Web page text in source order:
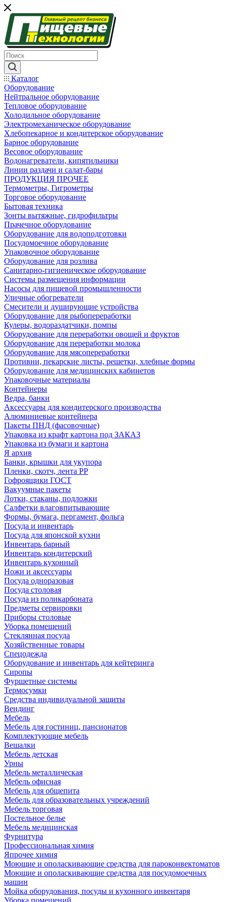
Каталог
Оборудование
Нейтральное оборудование
Тепловое оборудование
Холодильное оборудование
Электромеханическое оборудование
Хлебопекарное и кондитерское оборудование
Барное оборудование
Весовое оборудование
Водонагреватели, кипятильники
Линии раздачи и салат-бары
ПРОДУКЦИЯ ПРОЧЕЕ
Термометры, Гигрометры
Торговое оборудование
Бытовая техника
Зонты вытяжные, гидрофильтры
Прачечное оборудование
Оборудование для водоподготовки
Посудомоечное оборудование
Упаковочное оборудование
Оборудование для розлива
Санитарно-гигиеническое оборудование
Системы размещения информации
Насосы для пищевой промышленности
Уличные обогреватели
Смесители и душирующие устройства
Оборудование для рыбопереработки
Кулеры, водораздатчики, помпы
Оборудование для переработки овощей и фруктов
Оборудование для переработки молока
Оборудование для мясопереработки
Противни, пекарские листы, решетки, хлебные формы
Оборудование для медицинских кабинетов
Упаковочные материалы
Контейнеры
Ведра, банки
Аксессуары для кондитерского производства
Алюминиевые контейнера
Пакеты ПНД (фасовочные)
Упаковка из крафт картона под ЗАКАЗ
Упаковка из бумаги и картона
Я архив
Банки, крышки для укупора
Пленки, скотч, лента РР
Гофроящики ГОСТ
Вакуумные пакеты
Лотки, стаканы, подложки
Салфетки влаговпитывающие
Формы, бумага, пергамент, фольга
Посуда и инвентарь
Посуда для японской кухни
Инвентарь барный
Инвентарь кондитерский
Инвентарь кухонный
Ножи и аксессуары
Посуда одноразовая
Посуда столовая
Посуда из поликарбоната
Предметы сервировки
Приборы столовые
Уборка помещений
Стеклянная посуда
Хозяйственные товары
Спецодежда
Оборудование и инвентарь для кейтеринга
Сиропы
Фуршетные системы
Термосумки
Средства индивидуальной защиты
Вендинг
Мебель
Мебель для гостиниц, пансионатов
Комплектующие мебель
Вешалки
Мебель детская
Урны
Мебель металлическая
Мебель офисная
Мебель для общепита
Мебель для образовательных учреждений
Мебель торговая
Постельное белье
Мебель медицинская
Фурнитура
Профессиональная химия
Япрочее химия
Моющие и ополаскивающие средства для пароконвектоматов
Моющие и ополаскивающие средства для посудомоечных
машин
Мойка оборудования, посуды и кухонного инвентаря
Уборка помещений